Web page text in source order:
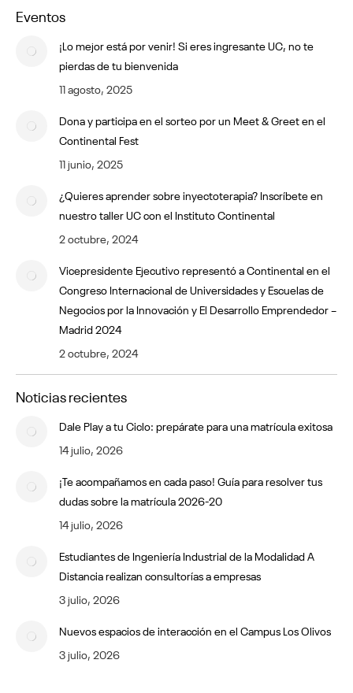
Eventos
¡Lo mejor está por venir! Si eres ingresante UC, no te
pierdas de tu bienvenida
11 agosto, 2025
Dona y participa en el sorteo por un Meet & Greet en el
Continental Fest
11 junio, 2025
¿Quieres aprender sobre inyectoterapia? Inscríbete en
nuestro taller UC con el Instituto Continental
2 octubre, 2024
Vicepresidente Ejecutivo representó a Continental en el
Congreso Internacional de Universidades y Escuelas de
Negocios por la Innovación y El Desarrollo Emprendedor –
Madrid 2024
2 octubre, 2024
Noticias recientes
Dale Play a tu Ciclo: prepárate para una matrícula exitosa
14 julio, 2026
¡Te acompañamos en cada paso! Guía para resolver tus
dudas sobre la matrícula 2026-20
14 julio, 2026
Estudiantes de Ingeniería Industrial de la Modalidad A
Distancia realizan consultorías a empresas
3 julio, 2026
Nuevos espacios de interacción en el Campus Los Olivos
3 julio, 2026